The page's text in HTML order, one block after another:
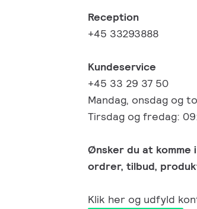
Reception
+45 33293888
Kundeservice
+45 33 29 37 50
Mandag, onsdag og
Tirsdag og fredag:
Ønsker du at komme
ordrer, tilbud,
Klik her og udfyld